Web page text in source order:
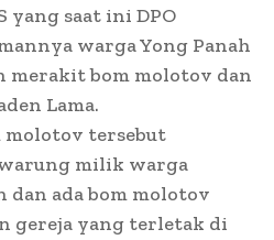
yang saat ini DPO
warga Yong Panah
merakit bom molotov dan
Lama.
molotov tersebut
milik warga
dan ada bom molotov
gereja yang terletak di